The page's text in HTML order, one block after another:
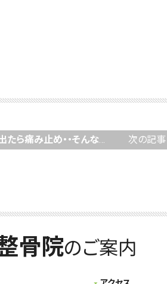
痛み止め・・そんな薬づけから解放 次の記
骨院のご案内